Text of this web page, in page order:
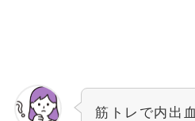
筋トレで内出